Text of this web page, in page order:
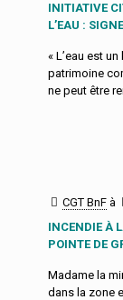
INITIATIVE
L’EAU :
« L’eau est
patrimoine
ne peut être
CGT BnF à
INCENDIE À
POINTE DE
Madame la
dans la zone